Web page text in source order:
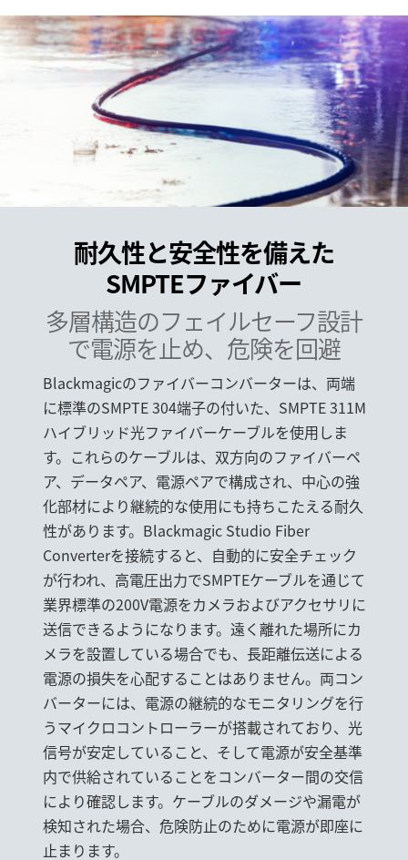
耐久性と安全性を備えた
SMPTEファイバー
多層構造のフェイルセーフ設計
で電源を止め、危険を回避
Blackmagicのファイバーコンバーターは、両端
に標準のSMPTE 304端子の付いた、SMPTE 311M
ハイブリッド光ファイバーケーブルを使用しま
す。これらのケーブルは、双方向のファイバーペ
ア、データペア、電源ペアで構成され、中心の強
化部材により継続的な使用にも持ちこたえる耐久
性があります。Blackmagic Studio Fiber
Converterを接続すると、自動的に安全チェック
が行われ、高電圧出力でSMPTEケーブルを通じて
業界標準の200V電源をカメラおよびアクセサリに
送信できるようになります。遠く離れた場所にカ
メラを設置している場合でも、長距離伝送による
電源の損失を心配することはありません。両コン
バーターには、電源の継続的なモニタリングを行
うマイクロコントローラーが搭載されており、光
信号が安定していること、そして電源が安全基準
内で供給されていることをコンバーター間の交信
により確認します。ケーブルのダメージや漏電が
検知された場合、危険防止のために電源が即座に
止まります。